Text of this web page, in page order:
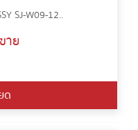
SJ-W09-12..
าย
ด